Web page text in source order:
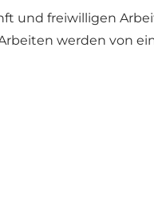
und freiwilligen
werden von